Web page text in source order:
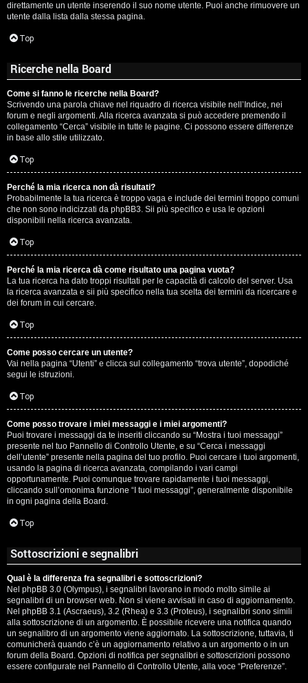
direttamente un utente inserendo il suo nome utente. Puoi anche rimuovere un
utente dalla lista dalla stessa pagina.
Top
Ricerche nella Board
Come si fanno le ricerche nella Board?
Scrivendo una parola chiave nel riquadro di ricerca visibile nell’Indice, nei
forum e negli argomenti. Alla ricerca avanzata si può accedere premendo il
collegamento “Cerca” visibile in tutte le pagine. Ci possono essere differenze
in base allo stile utilizzato.
Top
Perché la mia ricerca non dà risultati?
Probabilmente la tua ricerca è troppo vaga e include dei termini troppo comuni
che non sono indicizzati da phpBB3. Sii più specifico e usa le opzioni
disponibili nella ricerca avanzata.
Top
Perché la mia ricerca dà come risultato una pagina vuota?
La tua ricerca ha dato troppi risultati per le capacità di calcolo del server. Usa
la ricerca avanzata e sii più specifico nella tua scelta dei termini da ricercare e
dei forum in cui cercare.
Top
Come posso cercare un utente?
Vai nella pagina “Utenti” e clicca sul collegamento “trova utente”, dopodiché
segui le istruzioni.
Top
Come posso trovare i miei messaggi e i miei argomenti?
Puoi trovare i messaggi da te inseriti cliccando su “Mostra i tuoi messaggi”
presente nel tuo Pannello di Controllo Utente, e su “Cerca i messaggi
dell’utente” presente nella pagina del tuo profilo. Puoi cercare i tuoi argomenti,
usando la pagina di ricerca avanzata, compilando i vari campi
opportunamente. Puoi comunque trovare rapidamente i tuoi messaggi,
cliccando sull’omonima funzione “I tuoi messaggi”, generalmente disponibile
in ogni pagina della Board.
Top
Sottoscrizioni e segnalibri
Qual è la differenza fra segnalibri e sottoscrizioni?
Nel phpBB 3.0 (Olympus), i segnalibri lavorano in modo molto simile ai
segnalibri di un browser web. Non si viene avvisati in caso di aggiornamento.
Nel phpBB 3.1 (Ascraeus), 3.2 (Rhea) e 3.3 (Proteus), i segnalibri sono simili
alla sottoscrizione di un argomento. È possibile ricevere una notifica quando
un segnalibro di un argomento viene aggiornato. La sottoscrizione, tuttavia, ti
comunicherà quando c’è un aggiornamento relativo a un argomento o in un
forum della Board. Opzioni di notifica per segnalibri e sottoscrizioni possono
essere configurate nel Pannello di Controllo Utente, alla voce “Preferenze”.